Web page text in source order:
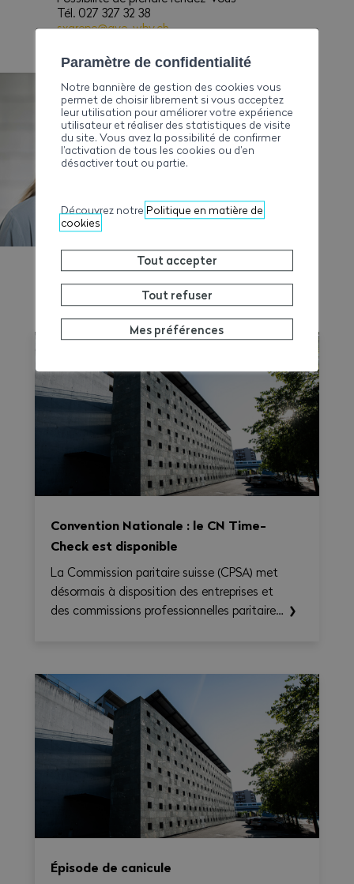
Tél. 027 327 32 38
sxarepe@ave-wbv.ch
EN SAVOIR PLUS
Convention Nationale : le CN Time-
Check est disponible
La Commission paritaire suisse (CPSA) met
désormais à disposition des entreprises et
des commissions professionnelles paritaires
le temps de travail, les heures
supplémentaires, le temps de déplacement
et les éventuels suppléments sur une base
hebdomadaire, tout en générant une
synthèse claire et exportable en PDF.
Épisode de canicule
Paramètre de confidentialité
Notre bannière de gestion des cookies vous
permet de choisir librement si vous acceptez
leur utilisation pour améliorer votre expérience
utilisateur et réaliser des statistiques de visite
du site. Vous avez la possibilité de confirmer
l’activation de tous les cookies ou d’en
désactiver tout ou partie.
Découvrez notre Politique en matière de
cookies
Tout accepter
Tout refuser
Mes préférences